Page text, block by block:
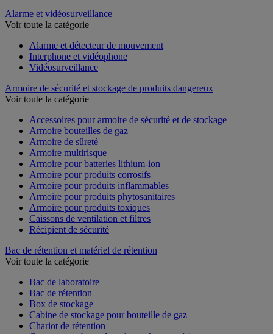
Alarme et vidéosurveillance
Voir toute la catégorie
Alarme et détecteur de mouvement
Interphone et vidéophone
Vidéosurveillance
Armoire de sécurité et stockage de produits dangereux
Voir toute la catégorie
Accessoires pour armoire de sécurité et de stockage
Armoire bouteilles de gaz
Armoire de sûreté
Armoire multirisque
Armoire pour batteries lithium-ion
Armoire pour produits corrosifs
Armoire pour produits inflammables
Armoire pour produits phytosanitaires
Armoire pour produits toxiques
Caissons de ventilation et filtres
Récipient de sécurité
Bac de rétention et matériel de rétention
Voir toute la catégorie
Bac de laboratoire
Bac de rétention
Box de stockage
Cabine de stockage pour bouteille de gaz
Chariot de rétention